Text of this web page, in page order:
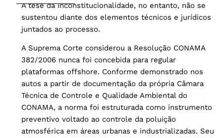
A tese da inconstitucionalidade, no entanto, não se
sustentou diante dos elementos técnicos e jurídicos
juntados ao processo.
A Suprema Corte considerou a Resolução CONAMA
382/2006 nunca foi concebida para regular
plataformas offshore. Conforme demonstrado nos
autos a partir de documentação da própria Câmara
Técnica de Controle e Qualidade Ambiental do
CONAMA, a norma foi estruturada como instrumento
preventivo voltado ao controle da poluição
atmosférica em áreas urbanas e industrializadas. Seu